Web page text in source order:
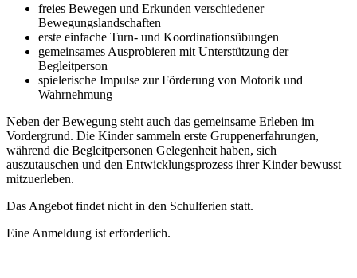
freies Bewegen und Erkunden verschiedener
Bewegungslandschaften
erste einfache Turn‑ und Koordinationsübungen
gemeinsames Ausprobieren mit Unterstützung der
Begleitperson
spielerische Impulse zur Förderung von Motorik und
Wahrnehmung
Neben der Bewegung steht auch das gemeinsame Erleben im
Vordergrund. Die Kinder sammeln erste Gruppenerfahrungen,
während die Begleitpersonen Gelegenheit haben, sich
auszutauschen und den Entwicklungsprozess ihrer Kinder bewusst
mitzuerleben.
Das Angebot findet nicht in den Schulferien statt.
Eine Anmeldung ist erforderlich.